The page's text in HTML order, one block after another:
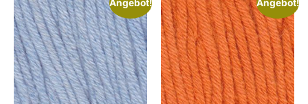
Angebot! Angebot!